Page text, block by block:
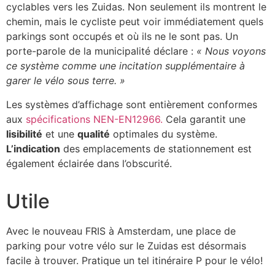
cyclables vers les Zuidas. Non seulement ils montrent le
chemin, mais le cycliste peut voir immédiatement quels
parkings sont occupés et où ils ne le sont pas. Un
porte-parole de la municipalité déclare : « Nous voyons
ce système comme une incitation supplémentaire à
garer le vélo sous terre. »
Les systèmes d’affichage sont entièrement conformes
aux spécifications NEN-EN12966. Cela garantit une
lisibilité et une qualité optimales du système.
L’indication des emplacements de stationnement est
également éclairée dans l’obscurité.
Utile
Avec le nouveau FRIS à Amsterdam, une place de
parking pour votre vélo sur le Zuidas est désormais
facile à trouver. Pratique un tel itinéraire P pour le vélo!